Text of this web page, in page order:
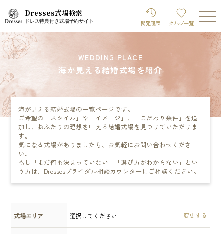
Dresses式場検索
ドレス特典付き式場予約サイト 閲覧履歴 クリップ 一覧
WEDDING PLACE
海が見える結婚式場を紹介
海が見える結婚式場の一覧ページです。
ご希望の「スタイル」や「イメージ」、「こだわり条件」を追
加し、おふたりの理想を叶える結婚式場を見つけていただけま
す。
気になる式場がありましたら、お気軽にお問い合わせくださ
い。
もし「まだ何も決まっていない」「選び方がわからない」とい
う方は、Dressesブライダル相談カウンターにご相談ください。
式場エリア 選択してください